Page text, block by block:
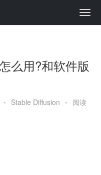
么用?和软件版
• Stable Diffusion • 阅读